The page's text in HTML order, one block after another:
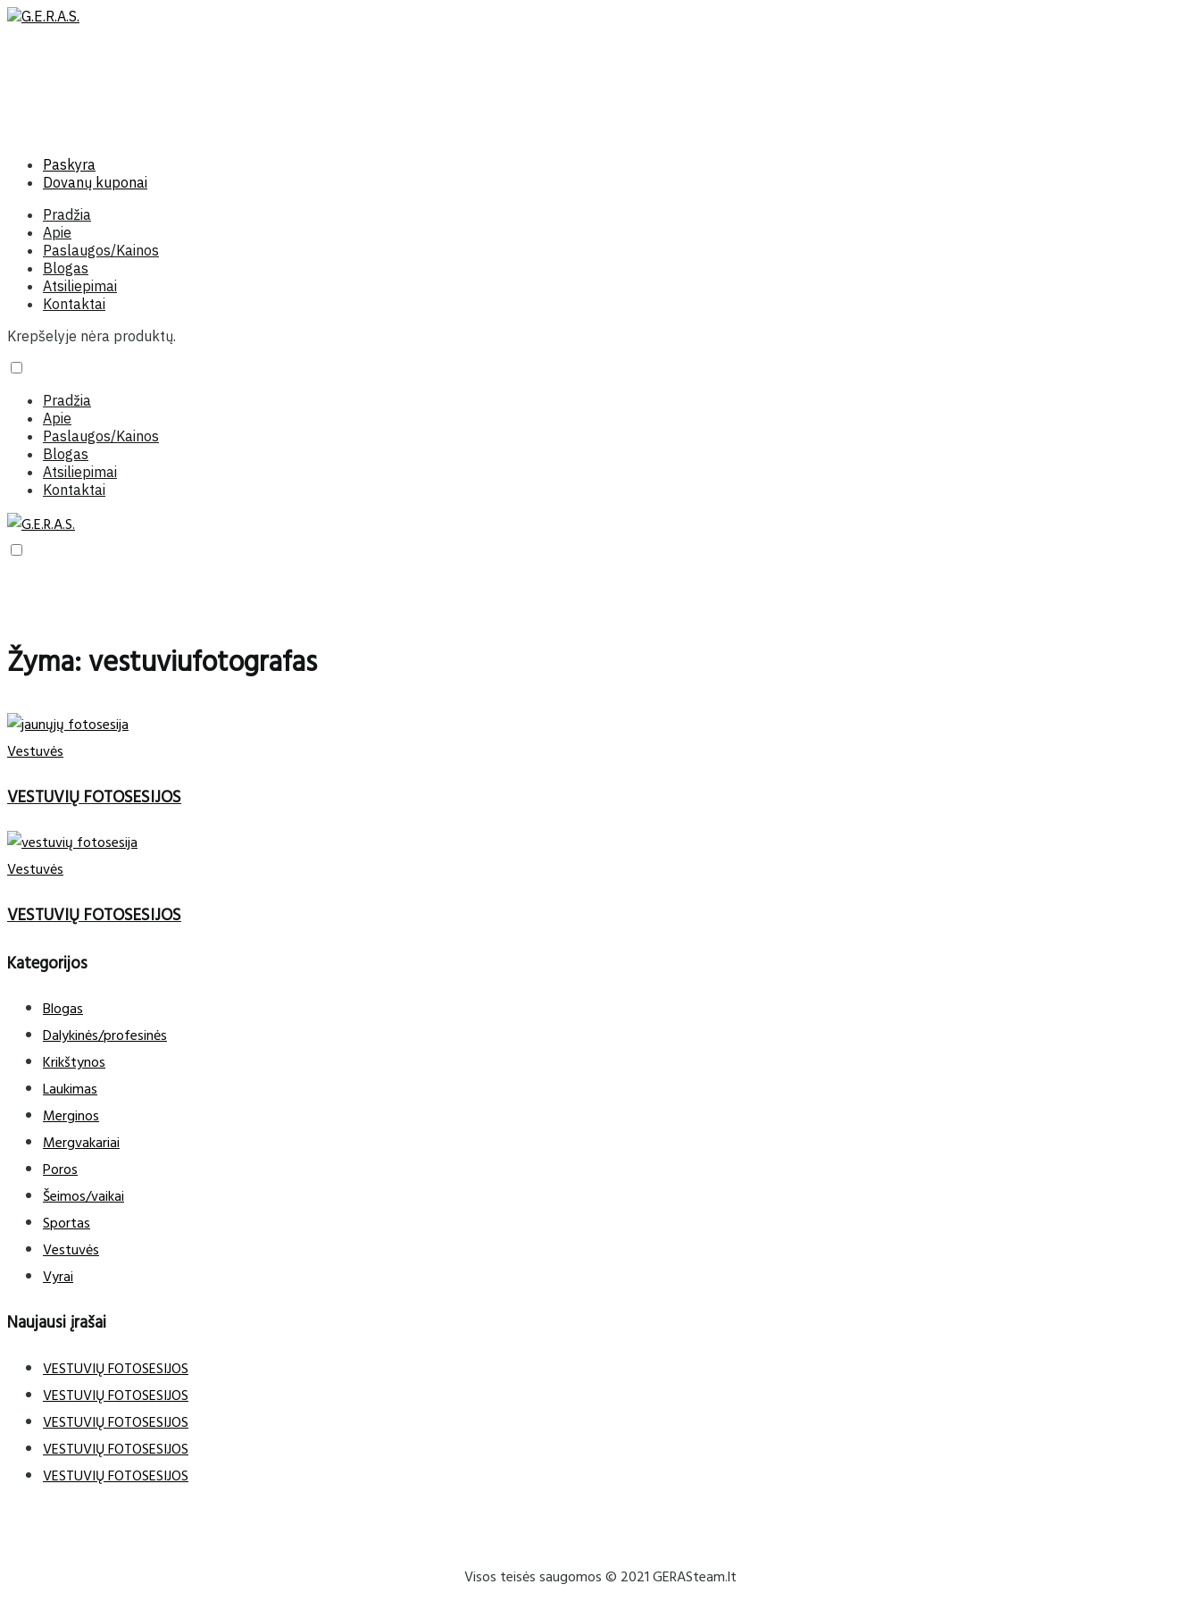
Paskyra
Dovanų kuponai
Pradžia
Apie
Paslaugos/Kainos
Blogas
Atsiliepimai
Kontaktai
Krepšelyje nėra produktų.
Pradžia
Apie
Paslaugos/Kainos
Blogas
Atsiliepimai
Kontaktai
Žyma:vestuviufotografas
Vestuvės
VESTUVIŲ FOTOSESIJOS
Vestuvės
VESTUVIŲ FOTOSESIJOS
Kategorijos
Blogas
Dalykinės/profesinės
Krikštynos
Laukimas
Merginos
Mergvakariai
Poros
Šeimos/vaikai
Sportas
Vestuvės
Vyrai
Naujausi įrašai
VESTUVIŲ FOTOSESIJOS
VESTUVIŲ FOTOSESIJOS
VESTUVIŲ FOTOSESIJOS
VESTUVIŲ FOTOSESIJOS
VESTUVIŲ FOTOSESIJOS
Visos teisės saugomos © 2021 GERASteam.lt